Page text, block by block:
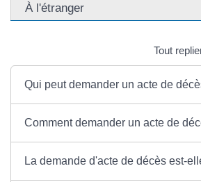
À l'étranger
Tout
Qui peut demander un acte de
Comment demander un acte de
La demande d'acte de décès est-